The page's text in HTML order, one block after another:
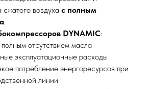
воздуха с полным
.
DYNAMIC:
отсутствием масла
эксплуатационные расходы
потребление энергоресурсов при
линии